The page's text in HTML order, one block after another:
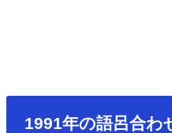
1991年の語呂合わ